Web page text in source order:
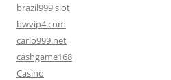
brazil999 slot
bwvip4.com
carlo999.net
cashgame168
Casino